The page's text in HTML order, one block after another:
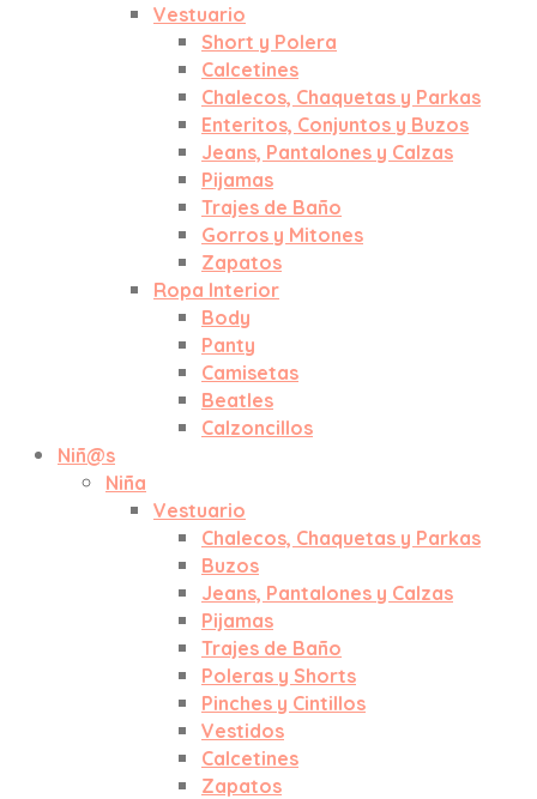
Vestuario
Short y Polera
Calcetines
Chalecos, Chaquetas y Parkas
Enteritos, Conjuntos y Buzos
Jeans, Pantalones y Calzas
Pijamas
Trajes de Baño
Gorros y Mitones
Zapatos
Ropa Interior
Body
Panty
Camisetas
Beatles
Calzoncillos
Niñ@s
Niña
Vestuario
Chalecos, Chaquetas y Parkas
Buzos
Jeans, Pantalones y Calzas
Pijamas
Trajes de Baño
Poleras y Shorts
Pinches y Cintillos
Vestidos
Calcetines
Zapatos